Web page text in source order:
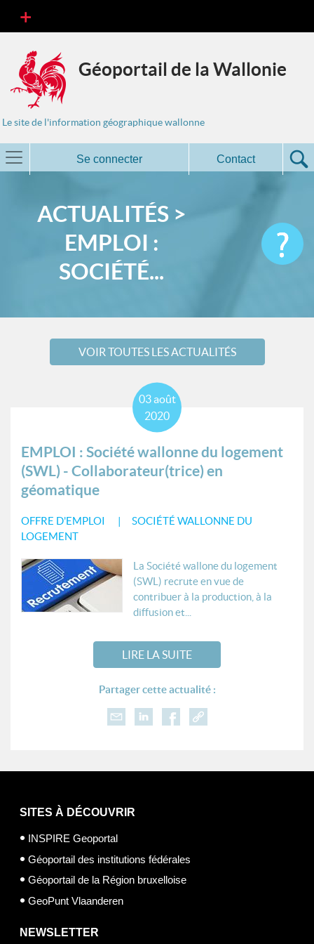
Géoportail de la Wallonie
Le site de l'information géographique wallonne
Se connecter Contact
ACTUALITÉS >
EMPLOI :
SOCIÉTÉ...
VOIR TOUTES LES ACTUALITÉS
EMPLOI : Société wallonne du logement
(SWL) - Collaborateur(trice) en
géomatique
OFFRE D'EMPLOI
SOCIÉTÉ WALLONNE DU
LOGEMENT
03août
2020
La Société wallone du logement
(SWL) recrute en vue de
contribuer à la production, à la
diffusion et...
LIRE LA SUITE
Partager cette actualité :
SITES À DÉCOUVRIR
INSPIRE Geoportal
Géoportail des institutions fédérales
Géoportail de la Région bruxelloise
GeoPunt Vlaanderen
NEWSLETTER